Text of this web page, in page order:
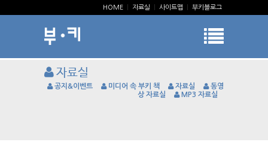
HOME 자료실 사이트맵 부키블로그
자료실
공지&이벤트 미디어 속 부키 책 자료실
동영
상 자료실
MP3 자료실